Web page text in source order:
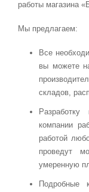
работы магазина
Мы предлагаем:
Все
вы можете
складов,
компании
работой
проведут
умеренную
Подробные